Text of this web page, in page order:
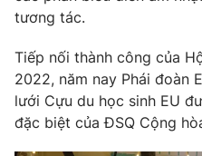
Giải sao mai
Tuyển sinh
Học trực tuyến
Công nghệ
Hitech Công nghệ tương lai
Sản phẩm
Giao lưu trực tuyến
Lịch phát sóng
tương tác.
Tiếp nối thành công của
2022, năm nay Phái đoàn
lưới Cựu du học sinh EU
đặc biệt của ĐSQ Cộng